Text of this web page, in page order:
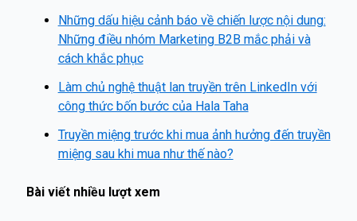
Những dấu hiệu cảnh báo về chiến lược nội dung:
Những điều nhóm Marketing B2B mắc phải và
cách khắc phục
Làm chủ nghệ thuật lan truyền trên LinkedIn với
công thức bốn bước của Hala Taha
Truyền miệng trước khi mua ảnh hưởng đến truyền
miệng sau khi mua như thế nào?
Bài viết nhiều lượt xem